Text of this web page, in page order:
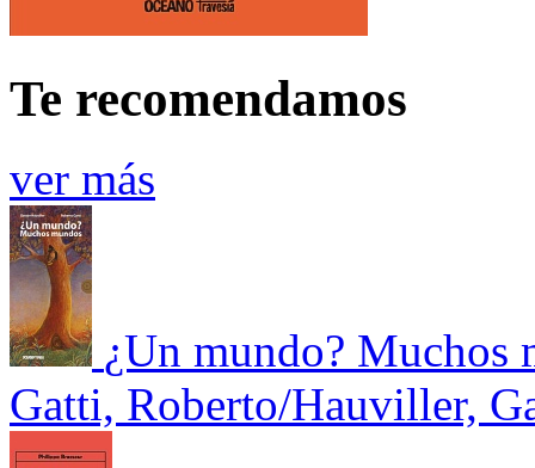
Te recomendamos
ver más
¿Un mundo? Muchos
Gatti, Roberto/Hauviller,